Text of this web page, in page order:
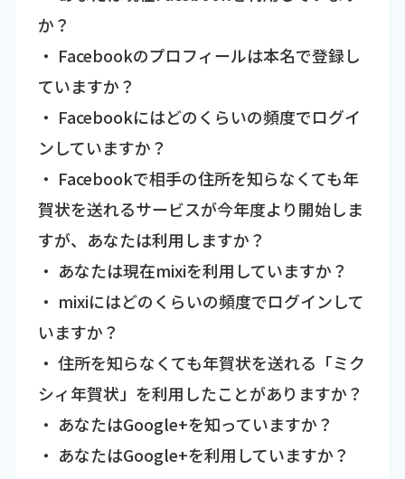
か？
・ Facebookのプロフィールは本名で登録し
ていますか？
・ Facebookにはどのくらいの頻度でログイ
ンしていますか？
・ Facebookで相手の住所を知らなくても年
賀状を送れるサービスが今年度より開始しま
すが、あなたは利用しますか？
・ あなたは現在mixiを利用していますか？
・ mixiにはどのくらいの頻度でログインして
いますか？
・ 住所を知らなくても年賀状を送れる「ミク
シィ年賀状」を利用したことがありますか？
・ あなたはGoogle+を知っていますか？
・ あなたはGoogle+を利用していますか？